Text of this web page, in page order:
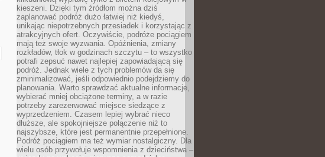
kieszeni. Dzięki tym źródłom można dziś
zaplanować podróż dużo łatwiej niż kiedyś,
unikając niepotrzebnych przesiadek i korzystając z
atrakcyjnych ofert. Oczywiście, podróże pociągiem
mają też swoje wyzwania. Opóźnienia, zmiany
rozkładów, tłok w godzinach szczytu – to wszystko
potrafi zepsuć nawet najlepiej zapowiadającą się
podróż. Jednak wiele z tych problemów da się
zminimalizować, jeśli odpowiednio podejdziemy do
planowania. Warto sprawdzać aktualne informacje,
wybierać mniej obciążone terminy, a w razie
potrzeby zarezerwować miejsce siedzące z
wyprzedzeniem. Czasem lepiej wybrać nieco
dłuższe, ale spokojniejsze połączenie niż to
najszybsze, które jest permanentnie przepełnione.
Podróż pociągiem ma też wymiar nostalgiczny. Dla
wielu osób przywołuje wspomnienia z dzieciństwa –